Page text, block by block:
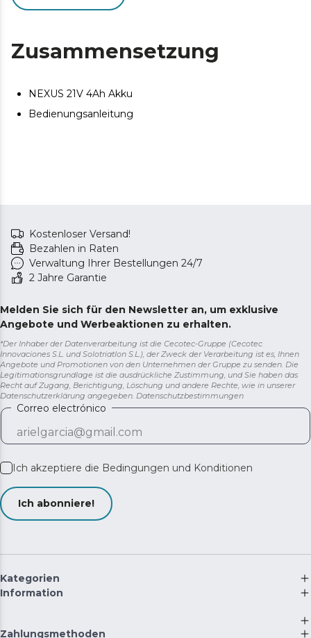
Zusammensetzung
NEXUS 21V 4Ah Akku
Bedienungsanleitung
Kostenloser Versand!
Bezahlen in Raten
Verwaltung Ihrer Bestellungen 24/7
2 Jahre Garantie
Melden Sie sich für den Newsletter an, um exklusive
Angebote und Werbeaktionen zu erhalten.
*Der Inhaber der Datenverarbeitung ist die Cecotec-Gruppe (Cecotec
Innovaciones S.L. und Solotriatlon S.L.), der Zweck der Verarbeitung ist es, Ihnen
Angebote und Promotionen von den Unternehmen der Gruppe zu senden. Die
Legitimationsgrundlage ist die ausdrückliche Zustimmung, und Sie haben das
Recht auf Zugang, Berichtigung, Löschung und andere Rechte, wie in unserer
Datenschutzerklärung angegeben. Datenschutzbestimmungen
Correo electrónico
Ich akzeptiere die Bedingungen und Konditionen
Ich abonniere!
Kategorien
Information
Zahlungsmethoden